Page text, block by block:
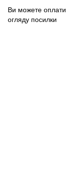
Ви можете
огляду посилки